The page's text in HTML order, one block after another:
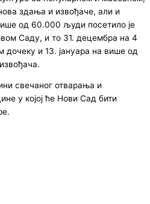
здања и извођаче, али и
од 60.000 људи посетило је
Саду, и то 31. децембра на 4
дочеку и 13. јануара на више од
свечаног отварања и
у којој ће Нови Сад бити